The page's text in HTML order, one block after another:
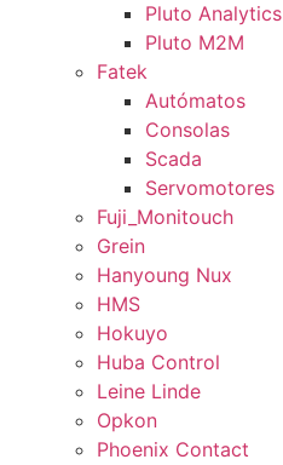
Pluto Analytics
Pluto M2M
Fatek
Autómatos
Consolas
Scada
Servomotores
Fuji_Monitouch
Grein
Hanyoung Nux
HMS
Hokuyo
Huba Control
Leine Linde
Opkon
Phoenix Contact